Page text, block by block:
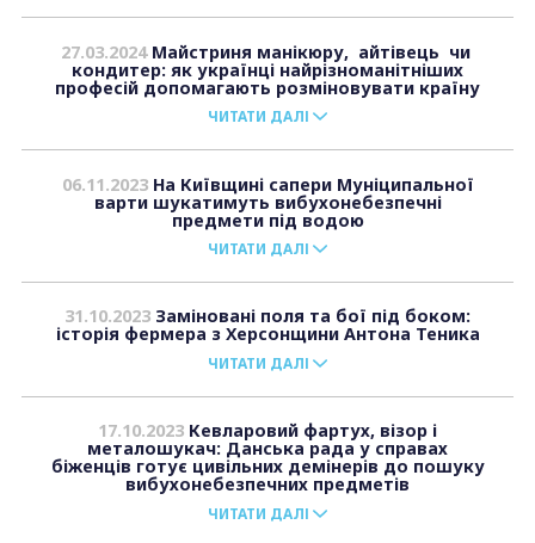
27.03.2024Майстриня манікюру, айтівець чи
кондитер: як українці найрізноманітніших
професій допомагають розміновувати країну
ЧИТАТИ ДАЛІ
06.11.2023На Київщині сапери Муніципальної
варти шукатимуть вибухонебезпечні
предмети під водою
ЧИТАТИ ДАЛІ
31.10.2023 Заміновані поля та бої під боком:
історія фермера з Херсонщини Антона Теника
ЧИТАТИ ДАЛІ
17.10.2023 Кевларовий фартух, візор і
металошукач: Данська рада у справах
біженців готує цивільних демінерів до пошуку
вибухонебезпечних предметів
ЧИТАТИ ДАЛІ